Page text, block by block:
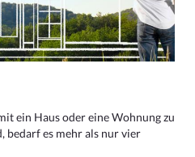
ein Haus oder eine Wohnung zu
bedarf es mehr als nur vier